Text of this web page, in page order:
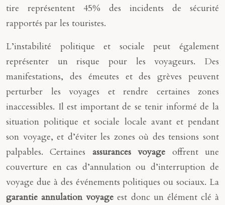
tire représentent 45% des incidents de sécurité
rapportés par les touristes.
L’instabilité politique et sociale peut également
représenter un risque pour les voyageurs. Des
manifestations, des émeutes et des grèves peuvent
perturber les voyages et rendre certaines zones
inaccessibles. Il est important de se tenir informé de la
situation politique et sociale locale avant et pendant
son voyage, et d’éviter les zones où des tensions sont
palpables. Certaines assurances voyage offrent une
couverture en cas d’annulation ou d’interruption de
voyage due à des événements politiques ou sociaux. La
garantie annulation voyageest donc un élément clé à